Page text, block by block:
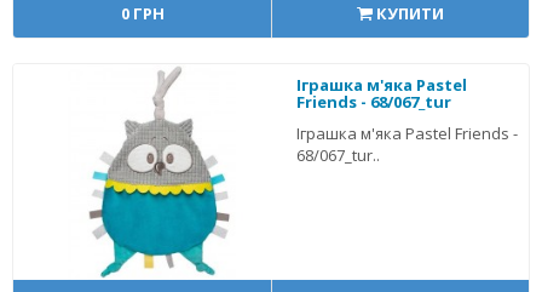
0 ГРН КУПИТИ
Іграшка м'яка Pastel
Friends - 68/067_tur
Іграшка м'яка Pastel Friends -
68/067_tur..